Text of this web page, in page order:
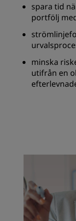
spara tid
portfölj
minska
utifrån en